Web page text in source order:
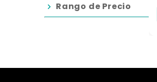
chevron_right Rango de Precio